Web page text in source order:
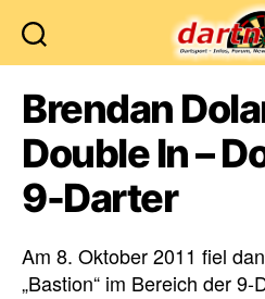
Brendan
Double In –
9-Darter
Am 8. Oktober 2011 fiel
„Bastion“ im Bereich der